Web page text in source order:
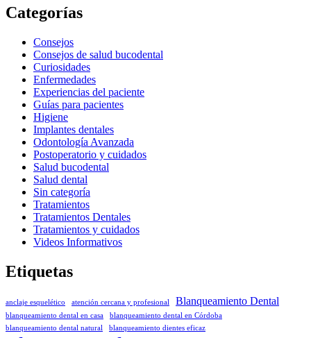
Categorías
Consejos
Consejos de salud bucodental
Curiosidades
Enfermedades
Experiencias del paciente
Guías para pacientes
Higiene
Implantes dentales
Odontología Avanzada
Postoperatorio y cuidados
Salud bucodental
Salud dental
Sin categoría
Tratamientos
Tratamientos Dentales
Tratamientos y cuidados
Videos Informativos
Etiquetas
anclaje esquelético atención cercana y profesional Blanqueamiento Dental
blanqueamiento dental en casa
blanqueamiento dental en Córdoba
blanqueamiento dental natural
blanqueamiento dientes eficaz